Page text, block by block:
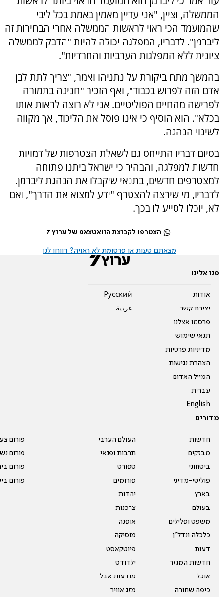
הממשלה, וציין, "אני עדיין מאמין באמת בכל ליבי
שהמועמד הכי ראוי לראשות הממשלה אחרי הבחירות זה
ליברמן". לדבריו, המפלגה יכולה להיות "הדבק לממשלה
ציונית ללא המפלגות הערביות והחרדיות".
בהמשך מתח ביקורת על נתניהו ואמר, "צריך לתת לבן
אדם הזה לפרוש בכבוד", ואף הזכיר "חנינה בתמורה
לפרישה מהחיים הפוליטיים. אני לא רוצה לראות אותו
בכלא". הוא הוסיף כי אינו פוסל את הליכוד, אך מקווה
לשינוי הנהגה.
בסיום דבריו התייחס גם לשאלת הצטרפות של דמויות
חדשות למפלגה, והבהיר כי ישראל ביתנו פתוחה
למצטרפים חדשים, בתנאי שיקבלו את הנהגת ליברמן.
לדבריו, מי שירצה להצטרף "ידע למצוא את הדרך", ואם
לא, יוכלו לסייע לו בכך.
הצטרפו לקבוצת הוואטצאפ של ערוץ 7
מצאתם טעות או פרסומת לא ראויה? דווחו לנו
פנו אלינו
אודות
יצירת קשר
פרסמו אצלנו
תנאי שימוש
מדיניות פרטיות
הצהרת נגישות
המייל האדום
עברית
English
Pусский
عربية
מדורים
חדשות
מבזקים
ביטחוני
פוליטי-מדיני
בארץ
בעולם
משפט ופלילים
כלכלה ונדל"ן
דעות
חדשות המגזר
אוכל
כיפה שחורה
העולם הערבי
תרבות ופנאי
ספורט
פורומים
יהדות
צרכנות
אופנה
מוסיקה
פיוטקאסט
ילדודס
מודעות אבל
מזג אוויר
פורום
פורום
פורום
פורום